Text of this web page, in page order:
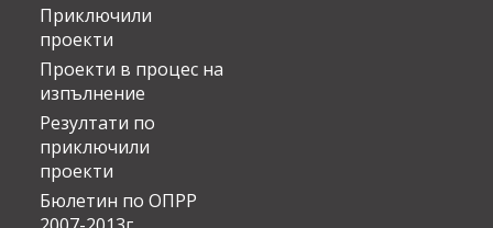
Приключили
проекти
Проекти в процес на
изпълнение
Резултати по
приключили
проекти
Бюлетин по ОПРР